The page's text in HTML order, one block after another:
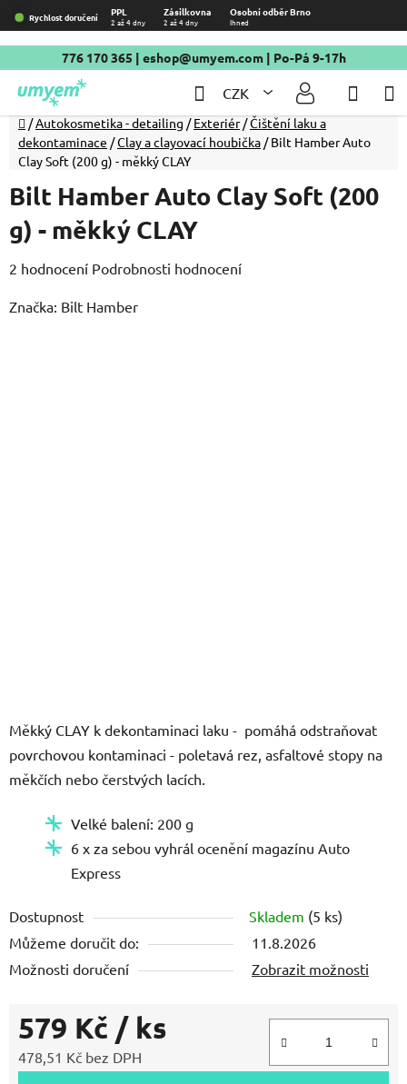
Přejít
na
obsah
Rychlost doručení PPL Zásilkovna Osobní odběr Brno
2 až 4 dny 2 až 4 dny Ihned
776 170 365 | eshop@umyem.com| Po-Pá 9-17h
CZK
Hledat
Domů
/Autokosmetika - detailing / Exteriér /Čištění laku a
dekontaminace /Clay a clayovací houbička / Bilt Hamber Auto
Clay Soft (200 g) - měkký CLAY
Měkký CLAY k dekontaminaci laku - pomáhá odstraňovat
povrchovou kontaminaci - poletavá rez, asfaltové stopy na
měkčích nebo čerstvých lacích.
Velké balení: 200 g
6 x za sebou vyhrál ocenění magazínu Auto
Express
Dostupnost Skladem (5 ks)
Můžeme doručit do:
11.8.2026
Možnosti doručení
Zobrazit možnosti
579 Kč / ks
478,51 Kč bez DPH
Bilt Hamber Auto Clay Soft (200
g) - měkký CLAY
Průměrné
produktu
2 hodnocení Podrobnosti hodnocení
Značka: Bilt Hamber